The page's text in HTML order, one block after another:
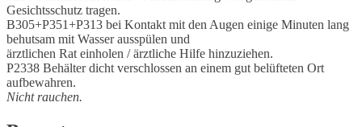
Gesichtsschutz tragen.
B305+P351+P313 bei Kontakt mit den Augen einige Minuten lang
behutsam mit Wasser ausspülen und
ärztlichen Rat einholen / ärztliche Hilfe hinzuziehen.
P2338 Behälter dicht verschlossen an einem gut belüfteten Ort
aufbewahren.
Nicht rauchen.